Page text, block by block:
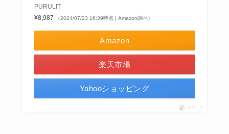
PURULIT
¥8,987
（2024/07/23 16:39時点 | Amazon調べ）
Amazon
楽天市場
Yahooショッピング
ポチップ